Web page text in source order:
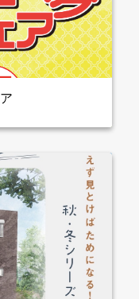
№8のブースでプ
ひ、お越しくださ